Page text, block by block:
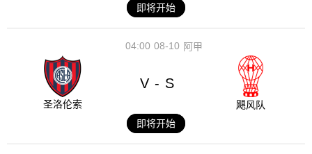
即将开始
08-10
04:00 阿甲
圣洛伦索
V - S
飓风队
即将开始